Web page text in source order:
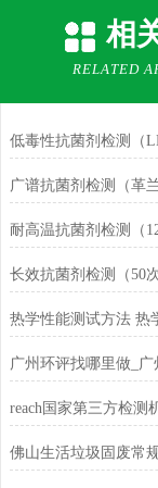
相
RELATED
reach国家第三方检测
佛山生活垃圾固废常